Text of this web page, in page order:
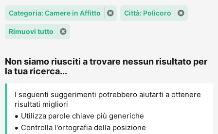
Categoria: Camere in Affitto Città: Policoro
Rimuovi tutto
Non siamo riusciti a trovare nessun risultato per
la tua ricerca...
I seguenti suggerimenti potrebbero aiutarti a ottenere
risultati migliori
Utilizza parole chiave più generiche
Controlla l'ortografia della posizione